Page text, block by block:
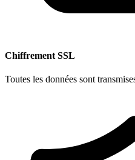
Chiffrement SSL
Toutes les données sont